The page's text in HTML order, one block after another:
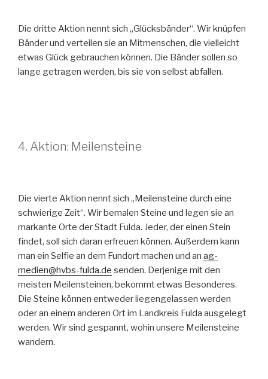
Die dritte Aktion nennt sich „Glücksbänder“. Wir knüpfen
Bänder und verteilen sie an Mitmenschen, die vielleicht
etwas Glück gebrauchen können. Die Bänder sollen so
lange getragen werden, bis sie von selbst abfallen.
4. Aktion: Meilensteine
Die vierte Aktion nennt sich „Meilensteine durch eine
schwierige Zeit“. Wir bemalen Steine und legen sie an
markante Orte der Stadt Fulda. Jeder, der einen Stein
findet, soll sich daran erfreuen können. Außerdem kann
man ein Selfie an dem Fundort machen und an ag-
medien@hvbs-fulda.de senden. Derjenige mit den
meisten Meilensteinen, bekommt etwas Besonderes.
Die Steine können entweder liegengelassen werden
oder an einem anderen Ort im Landkreis Fulda ausgelegt
werden. Wir sind gespannt, wohin unsere Meilensteine
wandern.